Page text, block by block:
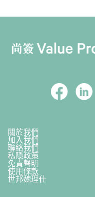
關於我們
加入我們
聯絡我們
私隱政策
免責聲明
使用條款
世邦魏理仕